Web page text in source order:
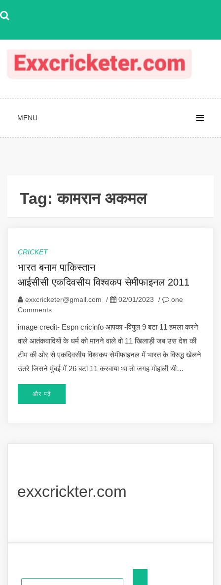
to
MENU
Tag:कामरान अकमल
CRICKET
भारत बनाम पाकिस्तान
आईसीसी एकदिवसीय विश्वकप सेमीफाइनल 2011
exxcricketer@gmail.com / 02/01/2023 /
one
Comments
image credit- Espn cricinfo आपका -विपुल 9 बटा 11 हमला करने
वाले आतंकवादियों के धर्म को मानने वाले वो 11 खिलाड़ी जब उस देश की
टीम की ओर से एकदिवसीय विश्वकप सेमीफाइनल में भारत के विरुद्ध खेलने
उतरे जिसने मुंबई में 26 बटा 11 करवाया था तो जगह मोहाली थी…
और पढ़ें
exxcrickter.com